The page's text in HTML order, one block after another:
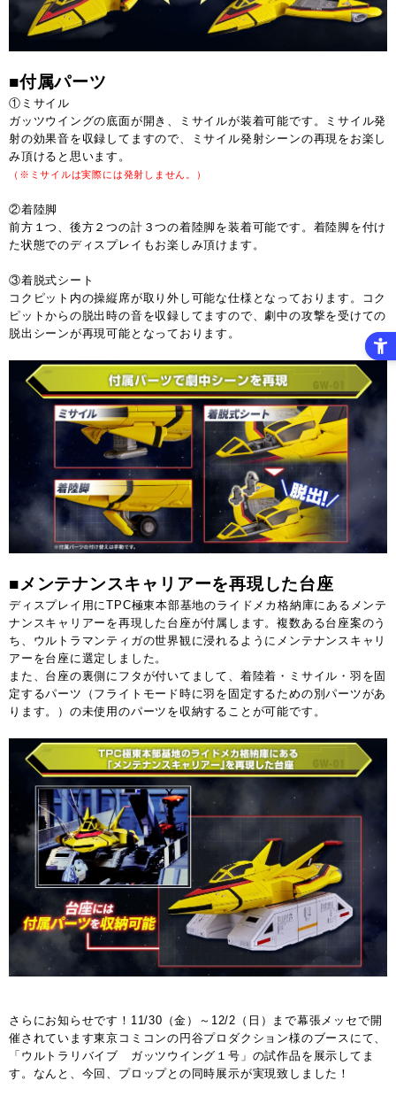
■付属パーツ
①ミサイル
ガッツウイングの底面が開き、ミサイルが装着可能です。ミサイル発
射の効果音を収録してますので、ミサイル発射シーンの再現をお楽し
み頂けると思います。
（※ミサイルは実際には発射しません。）
②着陸脚
前方１つ、後方２つの計３つの着陸脚を装着可能です。着陸脚を付け
た状態でのディスプレイもお楽しみ頂けます。
③着脱式シート
コクピット内の操縦席が取り外し可能な仕様となっております。コク
ピットからの脱出時の音を収録してますので、劇中の攻撃を受けての
脱出シーンが再現可能となっております。
■メンテナンスキャリアーを再現した台座
ディスプレイ用にTPC極東本部基地のライドメカ格納庫にあるメンテ
ナンスキャリアーを再現した台座が付属します。複数ある台座案のう
ち、ウルトラマンティガの世界観に浸れるようにメンテナンスキャリ
アーを台座に選定しました。
また、台座の裏側にフタが付いてまして、着陸着・ミサイル・羽を固
定するパーツ（フライトモード時に羽を固定するための別パーツがあ
ります。）の未使用のパーツを収納することが可能です。
さらにお知らせです！11/30（金）～12/2（日）まで幕張メッセで開
催されています東京コミコンの円谷プロダクション様のブースにて、
「ウルトラリバイブ ガッツウイング１号」の試作品を展示してま
す。なんと、今回、プロップとの同時展示が実現致しました！